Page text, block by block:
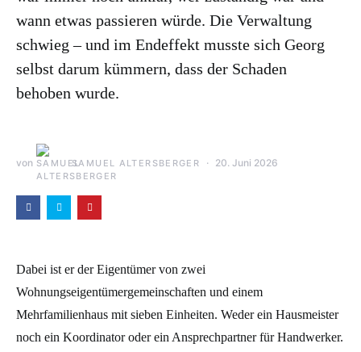
wann etwas passieren würde. Die Verwaltung
schwieg – und im Endeffekt musste sich Georg
selbst darum kümmern, dass der Schaden
behoben wurde.
von SAMUEL ALTERSBERGER 20. Juni 2026
Dabei ist er der Eigentümer von zwei
Wohnungseigentümergemeinschaften und einem
Mehrfamilienhaus mit sieben Einheiten. Weder ein Hausmeister
noch ein Koordinator oder ein Ansprechpartner für Handwerker.